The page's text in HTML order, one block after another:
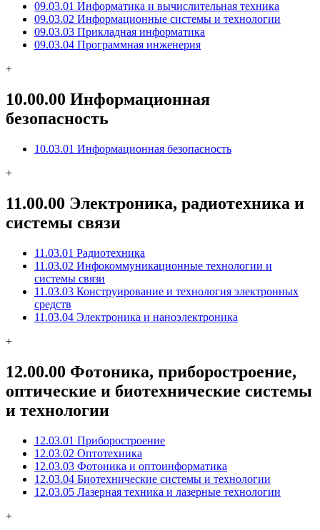
09.03.01 Информатика и вычислительная техника
09.03.02 Информационные системы и технологии
09.03.03 Прикладная информатика
09.03.04 Программная инженерия
+
10.00.00 Информационная
безопасность
10.03.01 Информационная безопасность
+
11.00.00 Электроника, радиотехника и
системы связи
11.03.01 Радиотехника
11.03.02 Инфокоммуникационные технологии и
системы связи
11.03.03 Конструирование и технология электронных
средств
11.03.04 Электроника и наноэлектроника
+
12.00.00 Фотоника, приборостроение,
оптические и биотехнические системы
и технологии
12.03.01 Приборостроение
12.03.02 Оптотехника
12.03.03 Фотоника и оптоинформатика
12.03.04 Биотехнические системы и технологии
12.03.05 Лазерная техника и лазерные технологии
+